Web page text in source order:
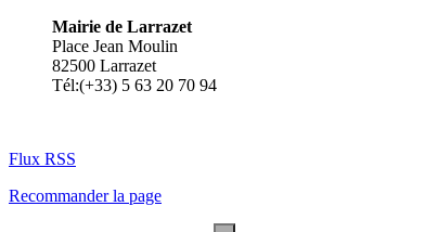
Mairie de Larrazet
Place Jean Moulin
82500 Larrazet
Tél:(+33) 5 63 20 70 94
Flux RSS
Recommander la page